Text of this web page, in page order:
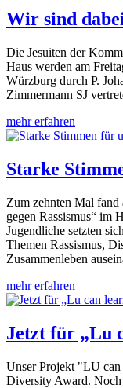
Wir sind
Die Jesuiten der
Haus werden am
Würzburg durch P.
Zimmermann SJ
mehr erfahren
Starke
Zum zehnten Mal
gegen Rassismus“ im
Jugendliche setzten
Themen Rassismus,
Zusammenleben
mehr erfahren
Jetzt für „Lu
Unser Projekt "LU
Diversity Award.